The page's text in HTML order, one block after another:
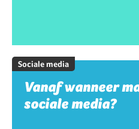
Sociale media
Vanaf wanneer
sociale media?